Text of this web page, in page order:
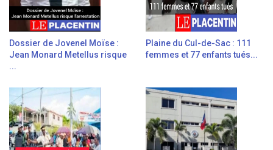
Dossier de Jovenel Moïse :
Jean Monard Metellus risque
...
Plaine du Cul-de-Sac : 111
femmes et 77 enfants tués...